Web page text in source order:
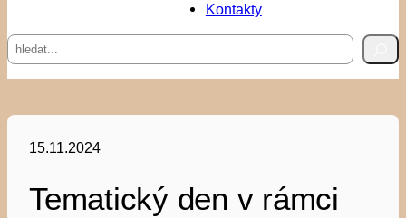
Kontakty
Hledat
15.11.2024
Tematický den v rámci